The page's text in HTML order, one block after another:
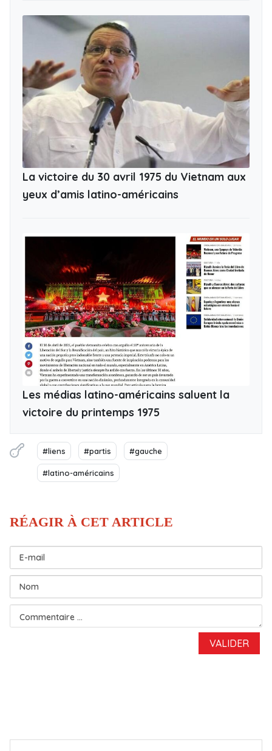
La victoire du 30 avril 1975 du Vietnam aux
yeux d’amis latino-américains
Les médias latino-américains saluent la
victoire du printemps 1975
#liens #partis #gauche
#latino-américains